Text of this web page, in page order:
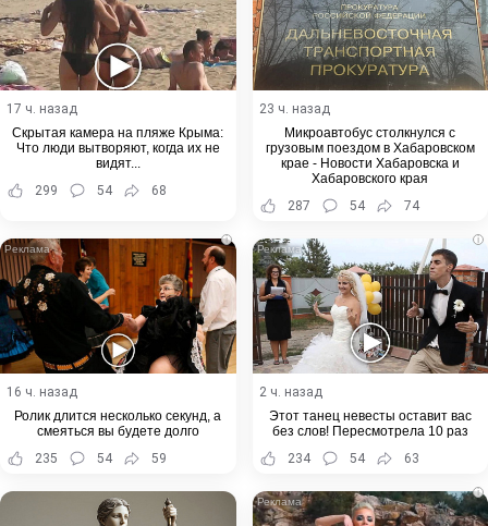
17 ч. назад
Скрытая камера на пляже Крыма:
Что люди вытворяют, когда их не
видят...
299
54 68
23 ч. назад
Микроавтобус столкнулся с
грузовым поездом в Хабаровском
крае - Новости Хабаровска и
Хабаровского края
287
54 74
i
16 ч. назад
Ролик длится несколько секунд, а
смеяться вы будете долго
235
54 59
i
2 ч. назад
Этот танец невесты оставит вас
без слов! Пересмотрела 10 раз
234
54 63
i